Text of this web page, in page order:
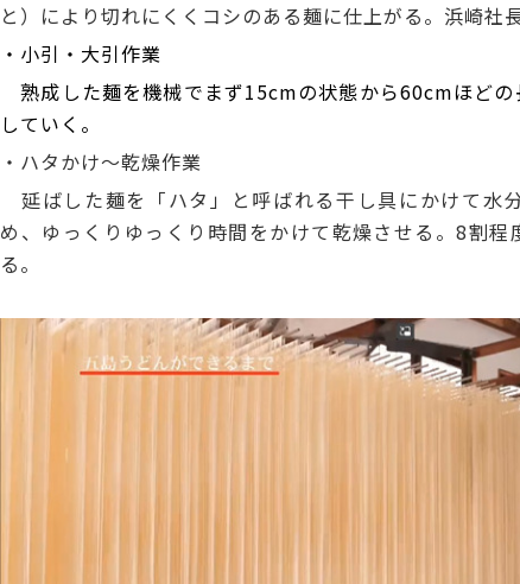
と）により切れにくくコシのある麺に仕上がる。浜崎社
・小引・大引作業
熟成した麺を機械でまず15cmの状態から60cmほど
していく。
・ハタかけ～乾燥作業
延ばした麺を「ハタ」と呼ばれる干し具にかけて水
め、ゆっくりゆっくり時間をかけて乾燥させる。8割
る。